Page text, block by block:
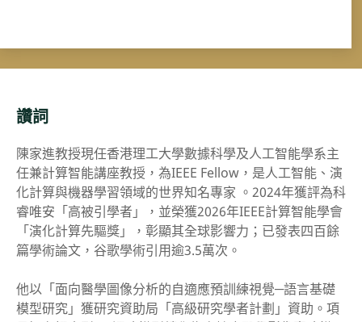
讚詞
陳家進教授現任香港理工大學數據科學及人工智能學系主
任兼計算智能講座教授，為IEEE Fellow，是人工智能、演
化計算與機器學習領域的世界知名專家 。2024年獲評為科
睿唯安「高被引學者」，並榮獲2026年IEEE計算智能學會
「演化計算先驅獎」，彰顯其全球影響力；已發表四百餘
篇學術論文，谷歌學術引用逾3.5萬次。
他以「面向醫學圖像分析的自適應預訓練視覺─語言基礎
模型研究」獲研究資助局「高級研究學者計劃」資助。項